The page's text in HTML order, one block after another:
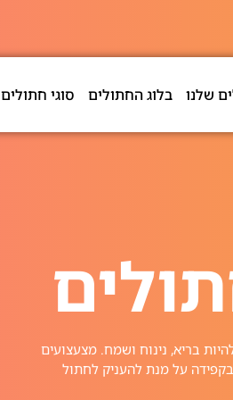
שלנו בלוג החתולים סוגי חתולים
בריא, נינוח ושמח. מצעצועים
על מנת להעניק לחתול